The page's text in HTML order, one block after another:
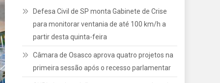
Defesa Civil de SP monta Gabinete de Crise
para monitorar ventania de até 100 km/h a
partir desta quinta-feira
Câmara de Osasco aprova quatro projetos na
primeira sessão após o recesso parlamentar